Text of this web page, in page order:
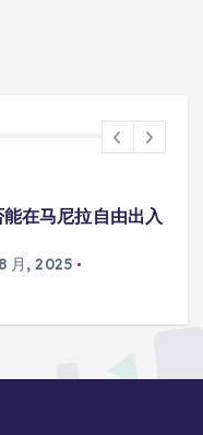
在马尼拉使用国际
月, 2025